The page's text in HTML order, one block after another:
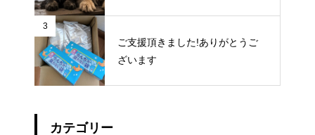
3
ご支援頂きました!ありがとうご
ざいます
カテゴリー